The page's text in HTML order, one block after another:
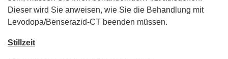
Dieser wird Sie anweisen, wie Sie die Behandlung mit
Levodopa/Benserazid-CT beenden müssen.
Stillzeit